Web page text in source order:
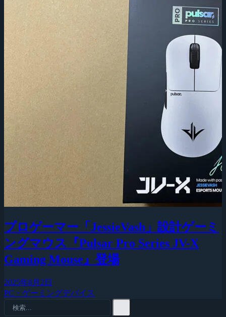
プロゲーマー「JessieVash」設計ゲーミ
ングマウス『Pulsar Pro Series JV-X
Gaming Mouse』登場
2025年8月2日
PC・ゲーミングデバイス